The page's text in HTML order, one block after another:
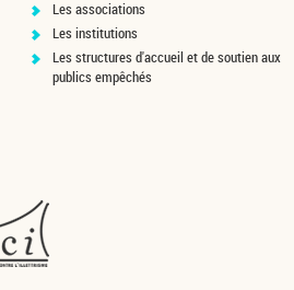
Les associations
Les institutions
Les structures d'accueil et de soutien aux
publics empêchés